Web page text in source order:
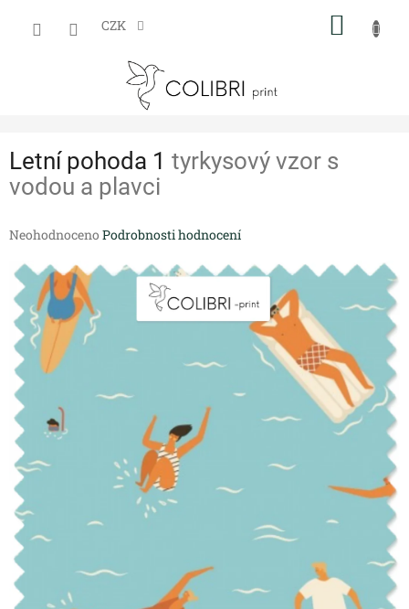
CZK
Letní pohoda 1 tyrkysový vzor s
vodou a plavci
Průměrné
produktu
je
0,0
z
hvězdiček.
Neohodnoceno Podrobnosti hodnocení